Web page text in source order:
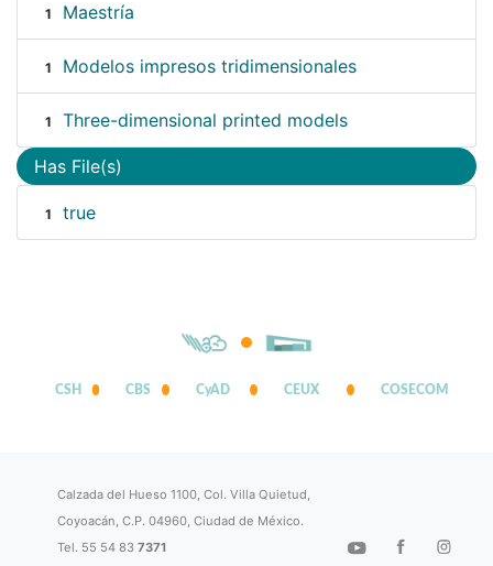
1 Maestría
1 Modelos impresos tridimensionales
1 Three-dimensional printed models
Has File(s)
1 true
CSH CBS CyAD CEUX COSECOM
Calzada del Hueso 1100, Col. Villa Quietud,
Coyoacán, C.P. 04960, Ciudad de México.
Tel. 55 54 837371